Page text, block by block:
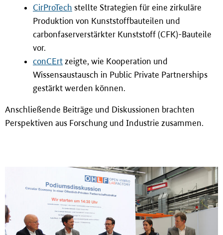
CirProTech stellte Strategien für eine zirkuläre
Produktion von Kunststoffbauteilen und
carbonfaserverstärkter Kunststoff (CFK)-Bauteile
vor.
conCErt zeigte, wie Kooperation und
Wissensaustausch in Public Private Partnerships
gestärkt werden können.
Anschließende Beiträge und Diskussionen brachten
Perspektiven aus Forschung und Industrie zusammen.